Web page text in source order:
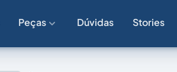
Peças Dúvidas Stories